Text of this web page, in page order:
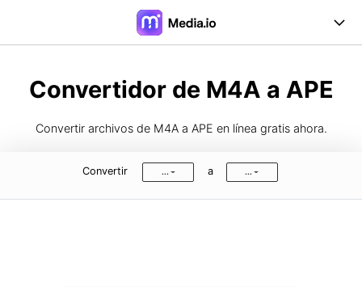
Desktop Herramientas
Convertidor de M4A a APE
Convertir archivos de M4A a APE en línea gratis ahora.
Convertir ... a ...